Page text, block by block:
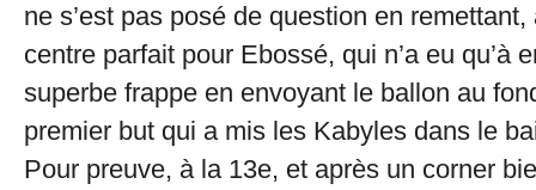
ne s’est pas posé de question en
centre parfait pour Ebossé, qui n’a eu qu’à
superbe frappe en envoyant le ballon au
premier but qui a mis les Kabyles dans le
Pour preuve, à la 13e, et après un corner